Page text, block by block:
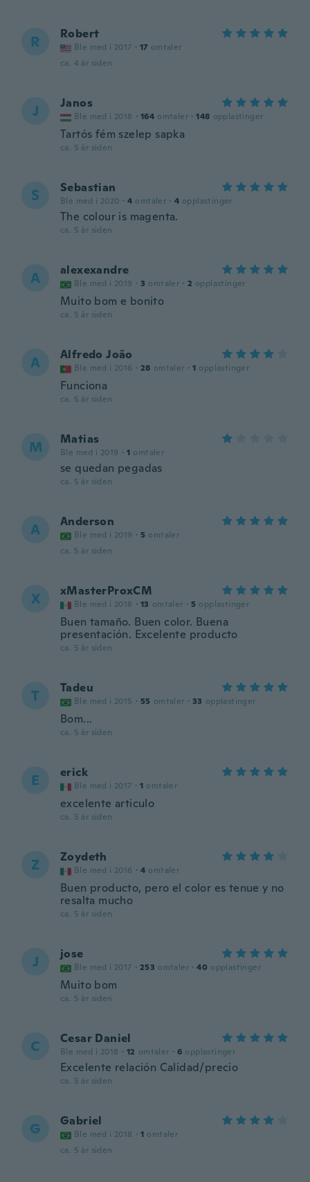
R Robert
Ble med i 2017 · 17 omtaler
ca. 4 år siden
J Janos
Ble med i 2018 · 164 omtaler · 148 opplastinger
Tartós fém szelep sapka
ca. 5 år siden
S Sebastian
Ble med i 2020 · 4 omtaler · 4 opplastinger
The colour is magenta.
ca. 5 år siden
A alexexandre
Ble med i 2019 · 3 omtaler · 2 opplastinger
Muito bom e bonito
ca. 5 år siden
A Alfredo João
Ble med i 2016 · 28 omtaler · 1 opplastinger
Funciona
ca. 5 år siden
M Matias
Ble med i 2019 · 1 omtaler
se quedan pegadas
ca. 5 år siden
A Anderson
Ble med i 2019 · 5 omtaler
ca. 5 år siden
X xMasterProxCM
Ble med i 2018 · 13 omtaler · 5 opplastinger
Buen tamaño. Buen color. Buena
presentación. Excelente producto
ca. 5 år siden
T Tadeu
Ble med i 2015 · 55 omtaler · 33 opplastinger
Bom...
ca. 5 år siden
E erick
Ble med i 2017 · 1 omtaler
excelente articulo
ca. 5 år siden
Z Zoydeth
Ble med i 2016 · 4 omtaler
Buen producto, pero el color es tenue y no
resalta mucho
ca. 5 år siden
J jose
Ble med i 2017 · 253 omtaler · 40 opplastinger
Muito bom
ca. 5 år siden
C Cesar Daniel
Ble med i 2018 · 12 omtaler · 6 opplastinger
Excelente relación Calidad/precio
ca. 5 år siden
G Gabriel
Ble med i 2018 · 1 omtaler
ca. 5 år siden